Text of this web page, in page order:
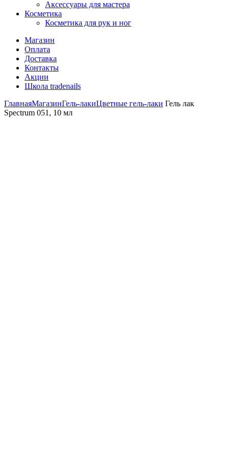
Аксессуары для мастера
Косметика
Косметика для рук и ног
Магазин
Оплата
Доставка
Контакты
Акции
Школа tradenails
ГлавнаяМагазинГель-лакиЦветные гель-лаки Гель лак
Spectrum 051, 10 мл